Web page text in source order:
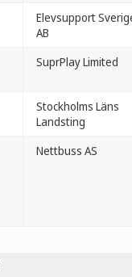
Elevsupport
AB
SuprPlay Limited
Stockholms Läns
Landsting
Nettbuss AS